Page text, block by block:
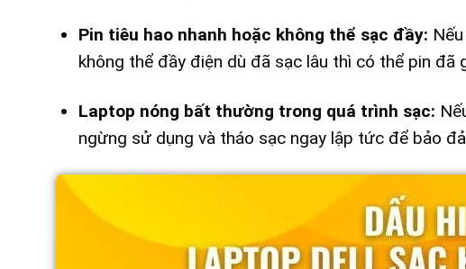
Pin tiêu hao nhanh hoặc không thể sạc đầy:
không thể đầy điện dù đã sạc lâu thì có thể pin đã
Laptop nóng bất thường trong quá trình sạc:
ngừng sử dụng và tháo sạc ngay lập tức để bảo